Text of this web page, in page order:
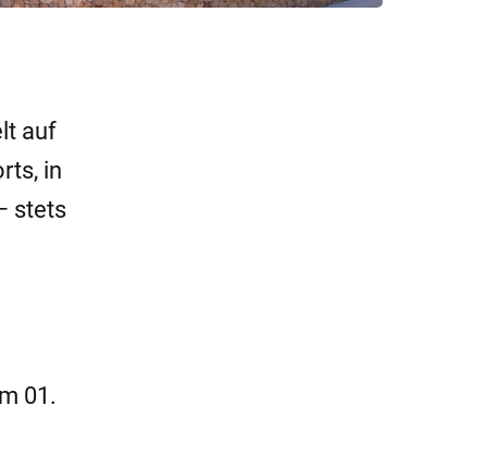
auf
in
stets
01.